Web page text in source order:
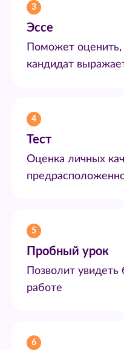
3
Эссе
Поможет оценить,
кандидат
4
Тест
Оценка личных
5
Пробный урок
Позволит увидеть
работе
6